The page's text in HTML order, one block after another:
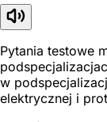
Pytania testowe
w
elektrycznej i